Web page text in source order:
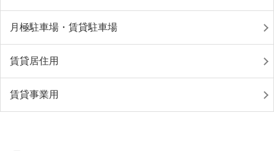
月極駐車場・賃貸駐車場
賃貸居住用
賃貸事業用